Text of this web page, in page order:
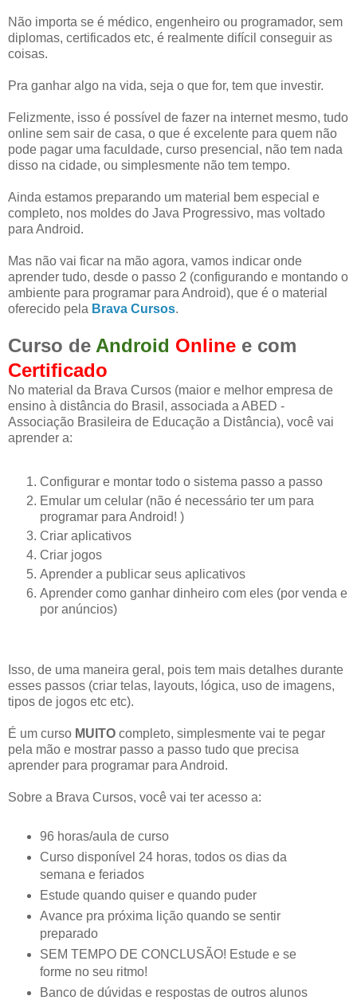
Não importa se é médico, engenheiro ou programador, sem
diplomas, certificados etc, é realmente difícil conseguir as
coisas.
Pra ganhar algo na vida, seja o que for, tem que investir.
Felizmente, isso é possível de fazer na internet mesmo, tudo
online sem sair de casa, o que é excelente para quem não
pode pagar uma faculdade, curso presencial, não tem nada
disso na cidade, ou simplesmente não tem tempo.
Ainda estamos preparando um material bem especial e
completo, nos moldes do Java Progressivo, mas voltado
para Android.
Mas não vai ficar na mão agora, vamos indicar onde
aprender tudo, desde o passo 2 (configurando e montando o
ambiente para programar para Android), que é o material
oferecido pela Brava Cursos.
Curso de Android Online e com
Certificado
No material da Brava Cursos (maior e melhor empresa de
ensino à distância do Brasil, associada a ABED -
Associação Brasileira de Educação a Distância), você vai
aprender a:
Configurar e montar todo o sistema passo a passo
Emular um celular (não é necessário ter um para
programar para Android! )
Criar aplicativos
Criar jogos
Aprender a publicar seus aplicativos
Aprender como ganhar dinheiro com eles (por venda e
por anúncios)
Isso, de uma maneira geral, pois tem mais detalhes durante
esses passos (criar telas, layouts, lógica, uso de imagens,
tipos de jogos etc etc).
É um curso MUITO completo, simplesmente vai te pegar
pela mão e mostrar passo a passo tudo que precisa
aprender para programar para Android.
Sobre a Brava Cursos, você vai ter acesso a:
96 horas/aula de curso
Curso disponível 24 horas, todos os dias da
semana e feriados
Estude quando quiser e quando puder
Avance pra próxima lição quando se sentir
preparado
SEM TEMPO DE CONCLUSÃO! Estude e se
forme no seu ritmo!
Banco de dúvidas e respostas de outros alunos